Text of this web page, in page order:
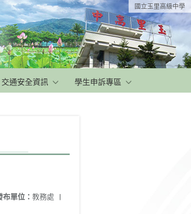
國立玉里高級中學
交通安全資訊 學生申訴專區
布單位： 教務處 |